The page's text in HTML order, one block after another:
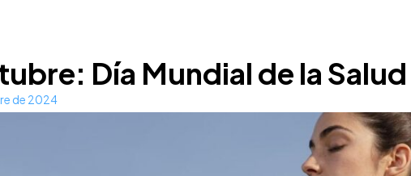
Día Mundial de la
de 2024